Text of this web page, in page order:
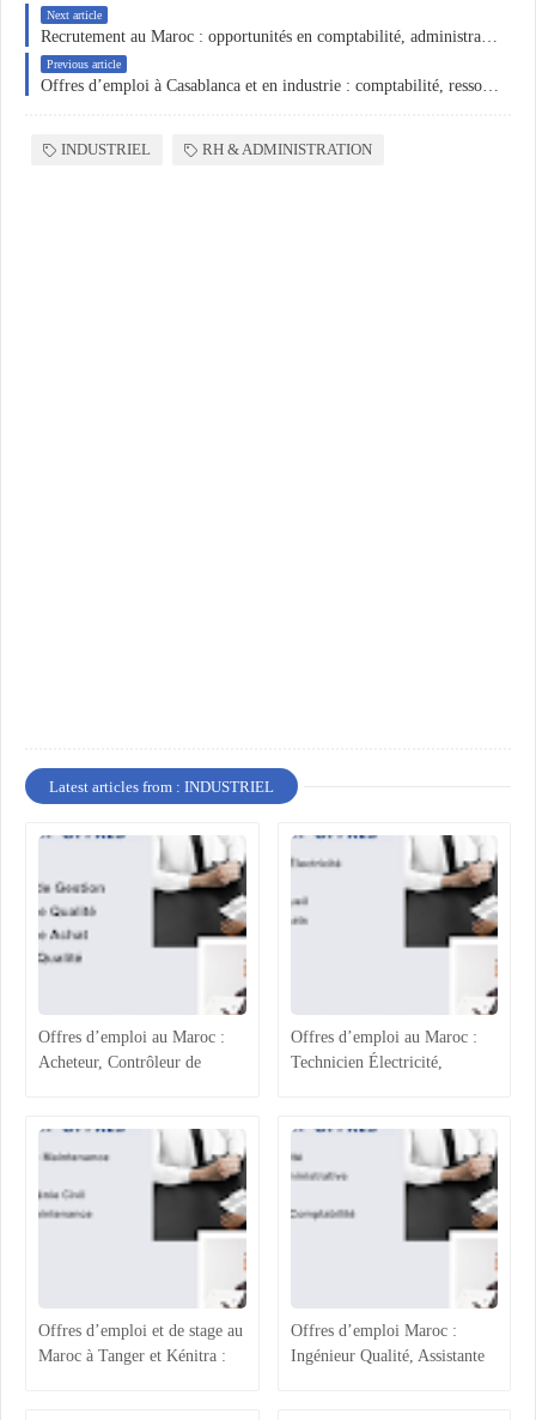
Next article
Previous article
INDUSTRIEL RH & ADMINISTRATION
Latest articles from : INDUSTRIEL
Offres d’emploi au Maroc :
Acheteur, Contrôleur de
Offres d’emploi au Maroc :
Technicien Électricité,
Offres d’emploi et de stage au
Maroc à Tanger et Kénitra :
Offres d’emploi Maroc :
Ingénieur Qualité, Assistante